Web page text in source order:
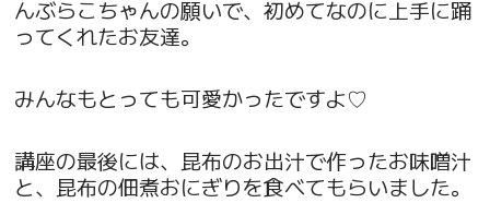
んぶらこちゃんの願いで、初めてなのに上手に踊
ってくれたお友達。
みんなもとっても可愛かったですよ♡
講座の最後には、昆布のお出汁で作ったお味噌汁
と、昆布の佃煮おにぎりを食べてもらいました。